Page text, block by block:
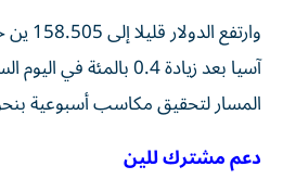
آسيا بعد زيادة 0.4
المسار لتحقيق مكاسب أسبوعية بنحو 0.7
دعم مشترك للين